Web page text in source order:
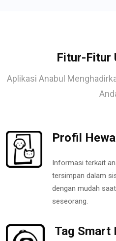
Fitur-Fitur
Aplikasi Anabul
Profil
Informasi terkait
tersimpan dalam
dengan mudah
seseorang.
Tag Smart